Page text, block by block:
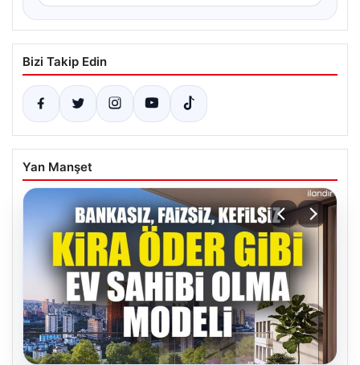
Bizi Takip Edin
Yan Manşet